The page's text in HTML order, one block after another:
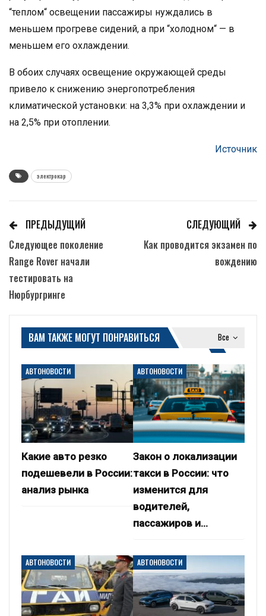
“теплом“ освещении пассажиры нуждались в
меньшем прогреве сидений, а при “холодном“ — в
меньшем его охлаждении.
В обоих случаях освещение окружающей среды
привело к снижению энергопотребления
климатической установки: на 3,3% при охлаждении и
на 2,5% при отоплении.
Источник
электрокар
ПРЕДЫДУЩИЙ
Следующее поколение
Range Rover начали
тестировать на
Нюрбургринге
СЛЕДУЮЩИЙ
Как проводится экзамен по
вождению
Все
ВАМ ТАКЖЕ МОГУТ ПОНРАВИТЬСЯ
АВТОНОВОСТИ
Какие авто резко
подешевели в России:
анализ рынка
АВТОНОВОСТИ
Закон о локализации
такси в России: что
изменится для
водителей,
пассажиров и…
АВТОНОВОСТИ АВТОНОВОСТИ